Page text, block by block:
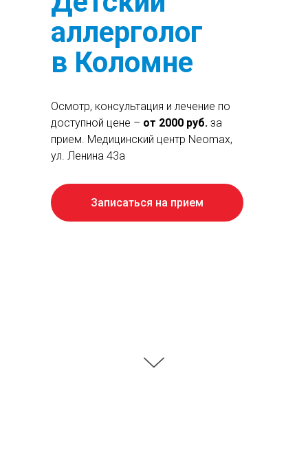
аллерголог
в Коломне
Осмотр, консультация и лечение по
доступной цене – от 2000 руб. за
прием. Медицинский центр Neomax,
ул. Ленина 43а
Запиcаться на прием